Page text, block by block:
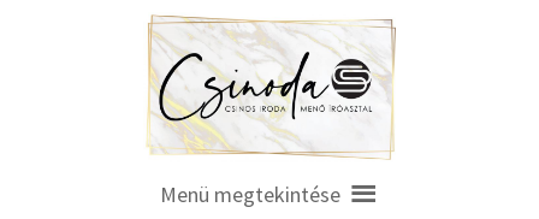
Menü megtekintése